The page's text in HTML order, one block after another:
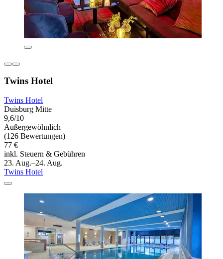
Twins Hotel
Twins Hotel
Duisburg Mitte
9,6/10
Außergewöhnlich
(126 Bewertungen)
77 €
inkl. Steuern & Gebühren
23. Aug.–24. Aug.
Twins Hotel